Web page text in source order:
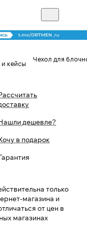
кейсы
Чехол для
дешевле?
в подарок
только
магазина и
от цен в
магазинах